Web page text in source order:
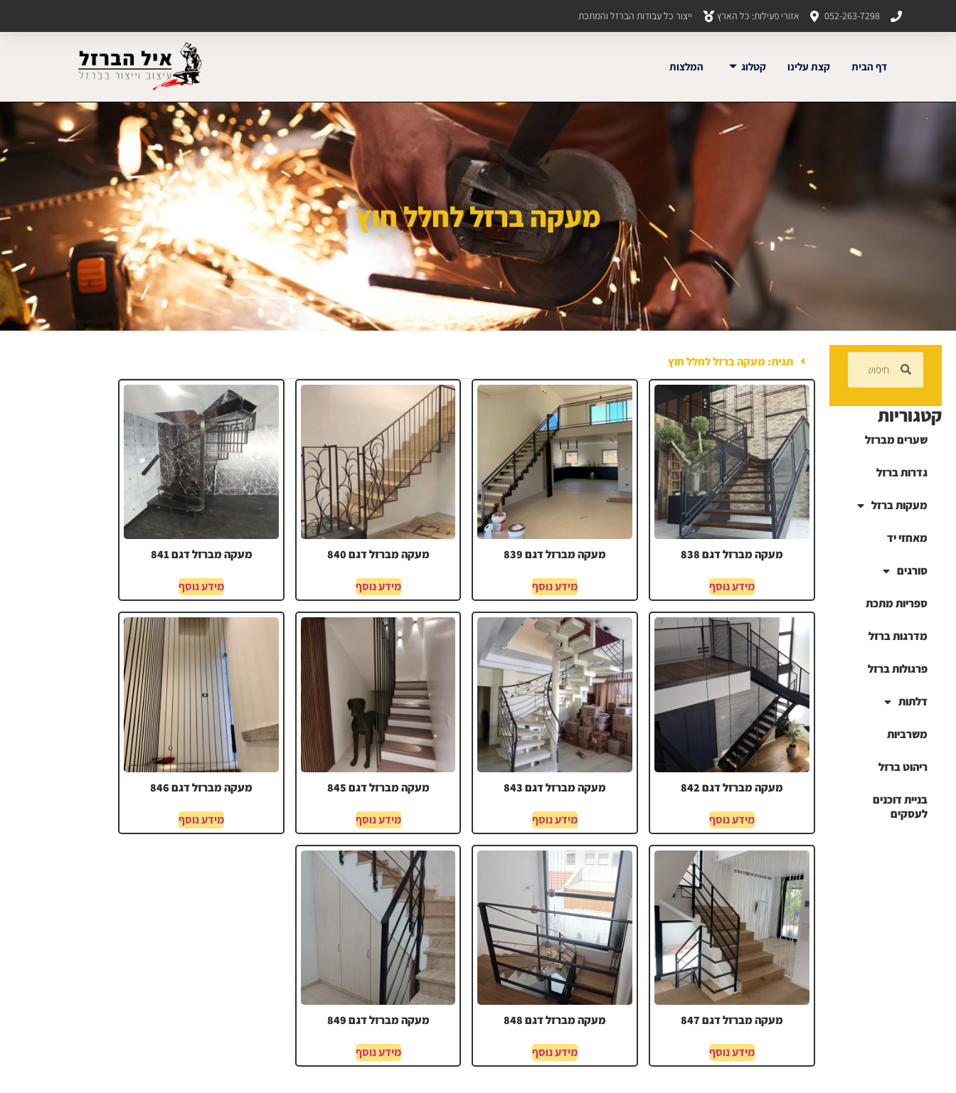
052-263-7298 אזורי פעילות: כל הארץ ייצור כל עבודות הברזל והמתכת
דף הבית קצת עלינו קטלוג המלצות
מעקה ברזל לחלל חוץ
קטגוריות
שערים מברזל
גדרות ברזל
מעקות ברזל
מאחזי יד
סורגים
ספריות מתכת
מדרגות ברזל
פרגולות ברזל
דלתות
משרביות
ריהוט ברזל
בניית דוכנים
לעסקים
תגית: מעקה ברזל לחלל חוץ
מעקה מברזל דגם 838
מידע נוסף
מעקה מברזל דגם 839
מידע נוסף
מעקה מברזל דגם 840
מידע נוסף
מעקה מברזל דגם 841
מידע נוסף
מעקה מברזל דגם 842
מידע נוסף
מעקה מברזל דגם 843
מידע נוסף
מעקה מברזל דגם 845
מידע נוסף
מעקה מברזל דגם 846
מידע נוסף
מעקה מברזל דגם 847
מידע נוסף
מעקה מברזל דגם 848
מידע נוסף
מעקה מברזל דגם 849
מידע נוסף